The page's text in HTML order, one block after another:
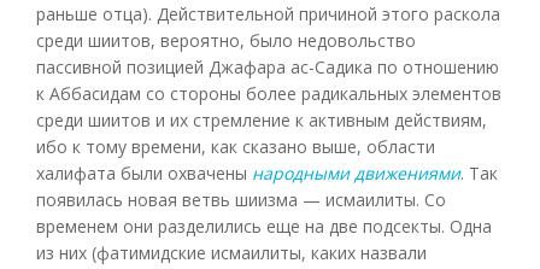
раньше отца). Действительной причиной этого раскола
среди шиитов, вероятно, было недовольство
пассивной позицией Джафара ас-Садика по отношению
к Аббасидам со стороны более радикальных элементов
среди шиитов и их стремление к активным действиям,
ибо к тому времени, как сказано выше, области
халифата были охвачены народными движениями. Так
появилась новая ветвь шиизма — исмаилиты. Со
временем они разделились еще на две подсекты. Одна
из них (фатимидские исмаилиты, каких назвали